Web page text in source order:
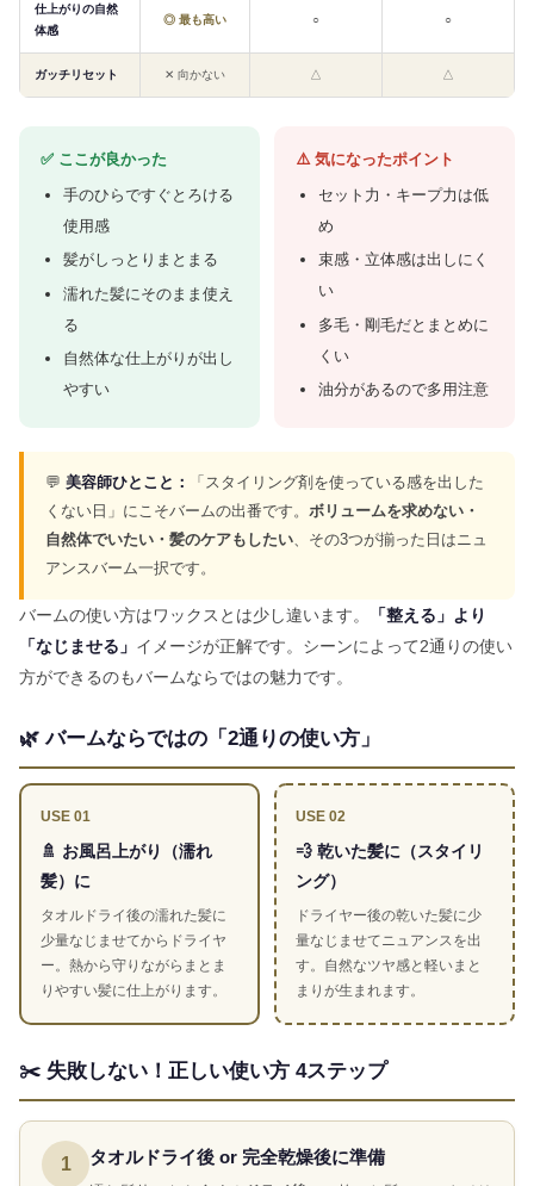
仕上がりの自然
体感
◎ 最も高い ○ ○
ガッチリセット ✕ 向かない △ △
✅ ここが良かった
手のひらですぐとろける
使用感
髪がしっとりまとまる
濡れた髪にそのまま使え
る
自然体な仕上がりが出し
やすい
⚠️ 気になったポイント
セット力・キープ力は低
め
束感・立体感は出しにく
い
多毛・剛毛だとまとめに
くい
油分があるので多用注意
💬 美容師ひとこと：
「スタイリング剤を使っている感を出した
くない日」にこそバームの出番です。 ボリュームを求めない・
自然体でいたい・髪のケアもしたい、その3つが揃った日はニュ
アンスバーム一択です。
バームの使い方はワックスとは少し違います。
「整える」より
「なじませる」 イメージが正解です。シーンによって2通りの使い
方ができるのもバームならではの魅力です。
🌿 バームならではの「2通りの使い方」
USE 01
🚿 お風呂上がり（濡れ
髪）に
タオルドライ後の濡れた髪に
少量なじませてからドライヤ
ー。熱から守りながらまとま
りやすい髪に仕上がります。
USE 02
💨 乾いた髪に（スタイリ
ング）
ドライヤー後の乾いた髪に少
量なじませてニュアンスを出
す。自然なツヤ感と軽いまと
まりが生まれます。
✂️ 失敗しない！正しい使い方 4ステップ
1 タオルドライ後 or 完全乾燥後に準備